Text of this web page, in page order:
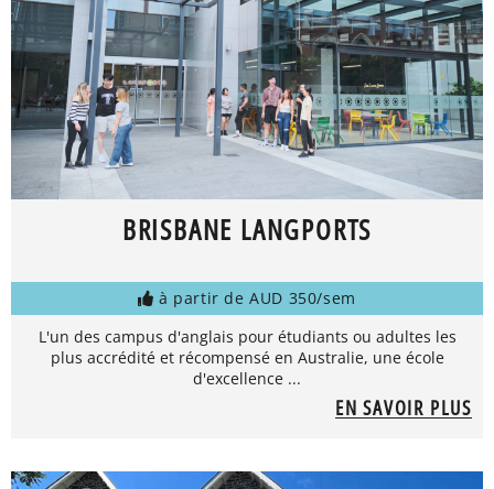
BRISBANE LANGPORTS
à partir de AUD 350/sem
L'un des campus d'anglais pour étudiants ou adultes les
plus accrédité et récompensé en Australie, une école
d'excellence ...
EN SAVOIR PLUS